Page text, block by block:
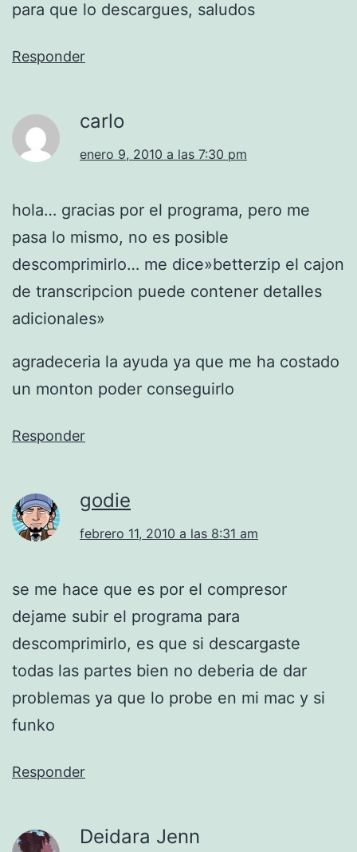
para que lo descargues, saludos
Responder
carlo
enero 9, 2010 a las 7:30 pm
hola… gracias por el programa, pero me
pasa lo mismo, no es posible
descomprimirlo… me dice»betterzip el cajon
de transcripcion puede contener detalles
adicionales»
agradeceria la ayuda ya que me ha costado
un monton poder conseguirlo
Responder
godie
febrero 11, 2010 a las 8:31 am
se me hace que es por el compresor
dejame subir el programa para
descomprimirlo, es que si descargaste
todas las partes bien no deberia de dar
problemas ya que lo probe en mi mac y si
funko
Responder
Deidara Jenn